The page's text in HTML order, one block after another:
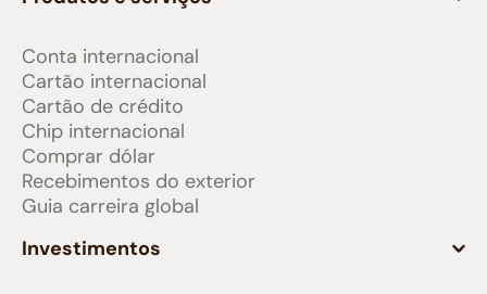
Conta internacional
Cartão internacional
Cartão de crédito
Chip internacional
Comprar dólar
Recebimentos do exterior
Guia carreira global
Investimentos